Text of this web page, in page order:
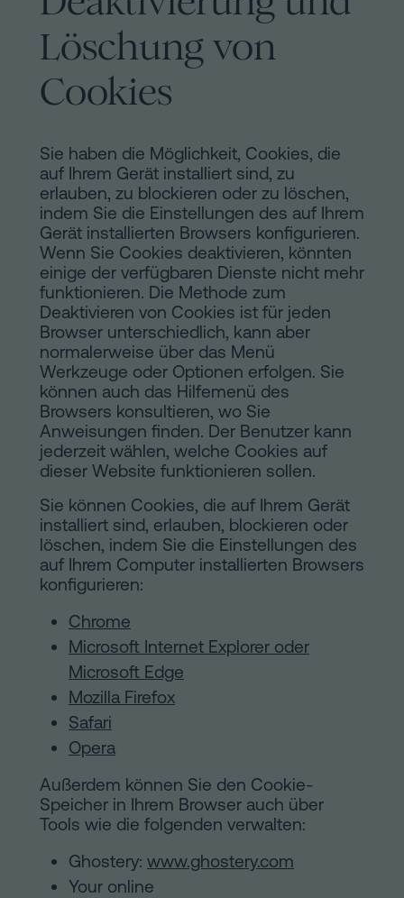
Löschung von
Cookies
Sie haben die Möglichkeit, Cookies, die
auf Ihrem Gerät installiert sind, zu
erlauben, zu blockieren oder zu löschen,
indem Sie die Einstellungen des auf Ihrem
Gerät installierten Browsers konfigurieren.
Wenn Sie Cookies deaktivieren, könnten
einige der verfügbaren Dienste nicht mehr
funktionieren. Die Methode zum
Deaktivieren von Cookies ist für jeden
Browser unterschiedlich, kann aber
normalerweise über das Menü
Werkzeuge oder Optionen erfolgen. Sie
können auch das Hilfemenü des
Browsers konsultieren, wo Sie
Anweisungen finden. Der Benutzer kann
jederzeit wählen, welche Cookies auf
dieser Website funktionieren sollen.
Sie können Cookies, die auf Ihrem Gerät
installiert sind, erlauben, blockieren oder
löschen, indem Sie die Einstellungen des
auf Ihrem Computer installierten Browsers
konfigurieren:
Chrome
Microsoft Internet Explorer oder
Microsoft Edge
Mozilla Firefox
Safari
Opera
Außerdem können Sie den Cookie-
Speicher in Ihrem Browser auch über
Tools wie die folgenden verwalten:
Ghostery: www.ghostery.com
Your online